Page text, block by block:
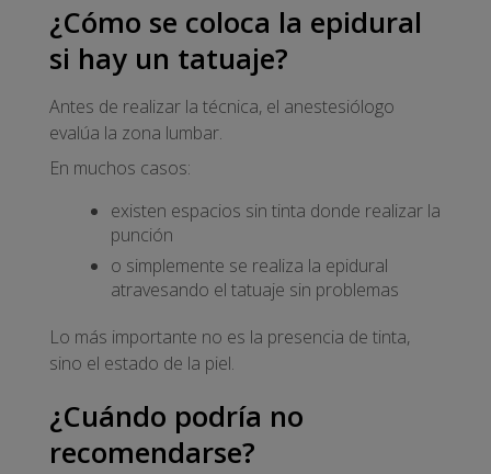
¿Cómo se coloca la epidural
si hay un tatuaje?
Antes de realizar la técnica, el anestesiólogo
evalúa la zona lumbar.
En muchos casos:
existen espacios sin tinta donde realizar la
punción
o simplemente se realiza la epidural
atravesando el tatuaje sin problemas
Lo más importante no es la presencia de tinta,
sino el estado de la piel.
¿Cuándo podría no
recomendarse?